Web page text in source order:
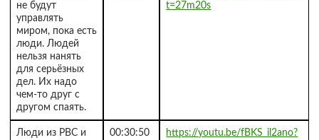
не будут
управлять
миром, пока есть
люди. Людей
нельзя нанять
для серьёзных
дел. Их надо
чем-то друг с
другом спаять.
t=27m20s
Люди из РВС и
00:30:50
https://youtu.be/fBKS_il2ano?